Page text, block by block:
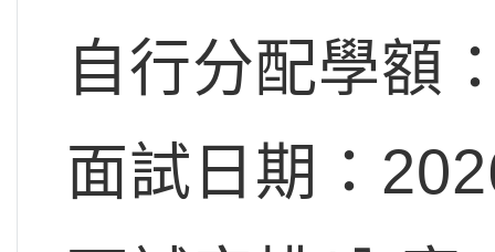
自行分配學額
面試日期：